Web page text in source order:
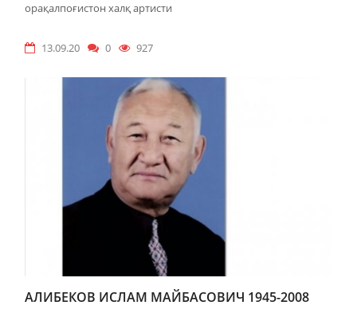
орақалпоғистон халқ артисти
13.09.20 0 927
АЛИБЕКОВ ИСЛАМ МАЙБАСОВИЧ 1945-2008